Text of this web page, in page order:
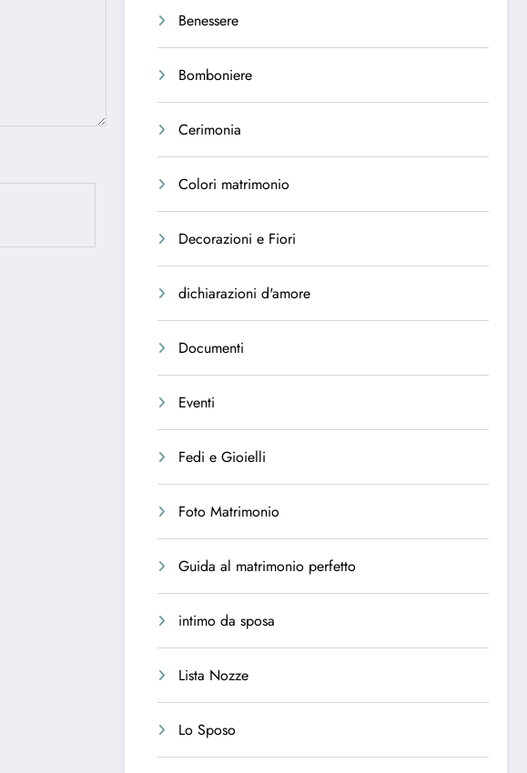
Benessere
Bomboniere
Cerimonia
Colori matrimonio
Decorazioni e Fiori
dichiarazioni d'amore
Documenti
Eventi
Fedi e Gioielli
Foto Matrimonio
Guida al matrimonio perfetto
intimo da sposa
Lista Nozze
Lo Sposo